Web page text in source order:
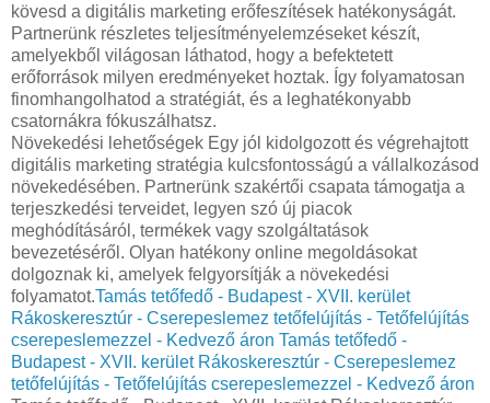
kövesd a digitális marketing erőfeszítések hatékonyságát.
Partnerünk részletes teljesítményelemzéseket készít,
amelyekből világosan láthatod, hogy a befektetett
erőforrások milyen eredményeket hoztak. Így folyamatosan
finomhangolhatod a stratégiát, és a leghatékonyabb
csatornákra fókuszálhatsz.
Növekedési lehetőségek Egy jól kidolgozott és végrehajtott
digitális marketing stratégia kulcsfontosságú a vállalkozásod
növekedésében. Partnerünk szakértői csapata támogatja a
terjeszkedési terveidet, legyen szó új piacok
meghódításáról, termékek vagy szolgáltatások
bevezetéséről. Olyan hatékony online megoldásokat
dolgoznak ki, amelyek felgyorsítják a növekedési
folyamatot.Tamás tetőfedő - Budapest - XVII. kerület
Rákoskeresztúr - Cserepeslemez tetőfelújítás - Tetőfelújítás
cserepeslemezzel - Kedvező áron Tamás tetőfedő -
Budapest - XVII. kerület Rákoskeresztúr - Cserepeslemez
tetőfelújítás - Tetőfelújítás cserepeslemezzel - Kedvező áron